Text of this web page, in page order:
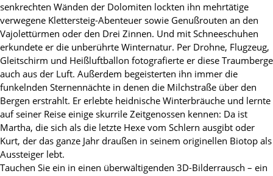
senkrechten Wänden der Dolomiten lockten ihn mehrtätige
verwegene Klettersteig-Abenteuer sowie Genußrouten an den
Vajolettürmen oder den Drei Zinnen. Und mit Schneeschuhen
erkundete er die unberührte Winternatur. Per Drohne, Flugzeug,
Gleitschirm und Heißluftballon fotografierte er diese Traumberge
auch aus der Luft. Außerdem begeisterten ihn immer die
funkelnden Sternennächte in denen die Milchstraße über den
Bergen erstrahlt. Er erlebte heidnische Winterbräuche und lernte
auf seiner Reise einige skurrile Zeitgenossen kennen: Da ist
Martha, die sich als die letzte Hexe vom Schlern ausgibt oder
Kurt, der das ganze Jahr draußen in seinem originellen Biotop als
Aussteiger lebt.
Tauchen Sie ein in einen überwältigenden 3D-Bilderrausch – ein